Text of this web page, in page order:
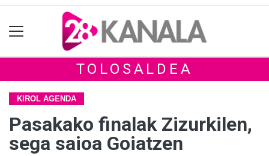
TOLOSALDEA
KIROL AGENDA
Pasakako finalak Zizurkilen,
sega saioa Goiatzen